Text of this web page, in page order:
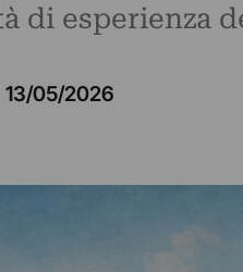
di esperienza
13/05/2026